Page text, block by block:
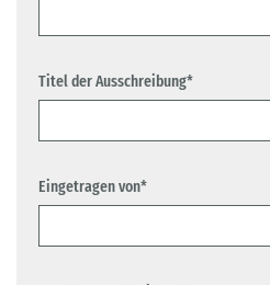
Titel der Ausschreibung*
Eingetragen von*